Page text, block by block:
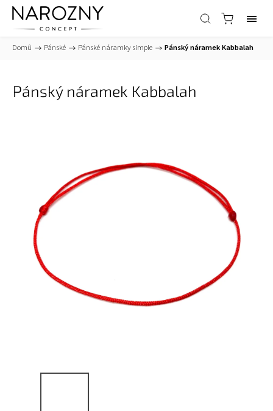
Domů / Pánské / Pánské náramky simple / Pánský náramek Kabbalah
Pánský náramek Kabbalah